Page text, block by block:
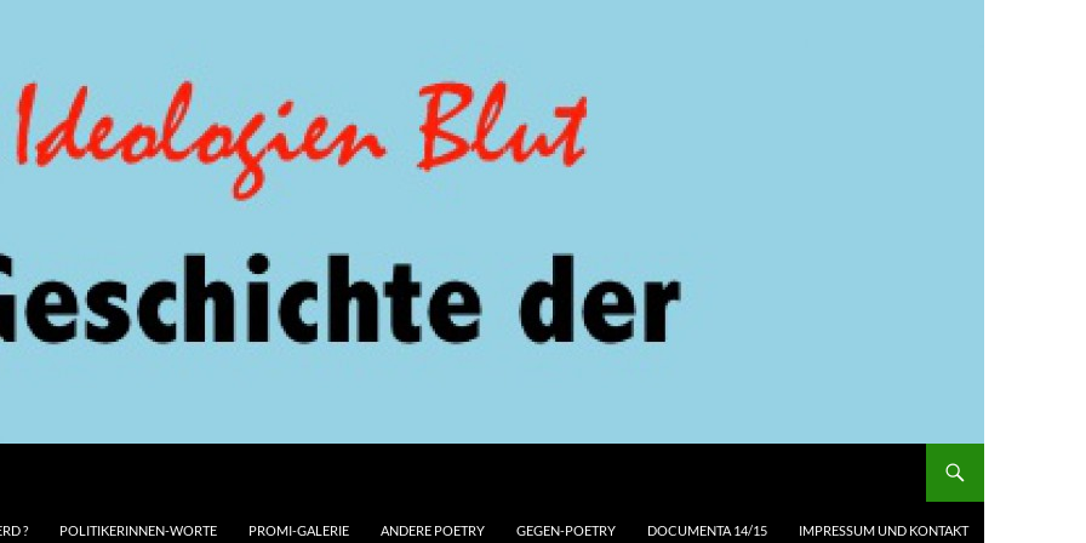
? POLITIKERINNEN-WORTE PROMI-GALERIE ANDERE POETRY GEGEN-POETRY DOCUMENTA 14/15 IMPRESSUM UND KONTAKT